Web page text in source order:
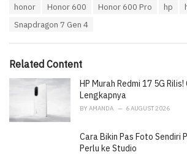
i
honor Honor 600 Honor 600 Pro hp
Snapdragon 7 Gen 4
Related Content
HP Murah Redmi 17 5G Rilis!
Lengkapnya
BY AMANDA 6 AUGUST 2026
Cara Bikin Pas Foto Sendiri
Perlu ke Studio